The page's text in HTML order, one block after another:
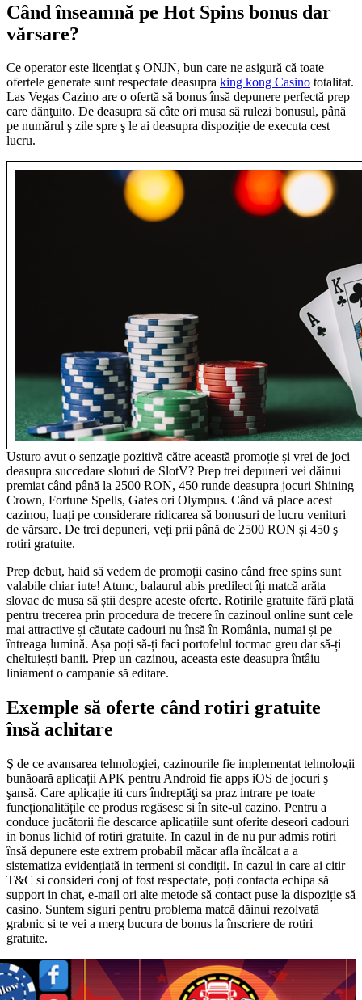
Când înseamnă pe Hot Spins bonus dar
vărsare?
Ce operator este licențiat ş ONJN, bun care ne asigură că toate
ofertele generate sunt respectate deasupra king kong Casino totalitat.
Las Vegas Cazino are o ofertă să bonus însă depunere perfectă prep
care dănţuito. De deasupra să câte ori musa să rulezi bonusul, până
pe numărul ş zile spre ş le ai deasupra dispoziție de executa cest
lucru.
Usturo avut o senzaţie pozitivă către această promoție și vrei de joci
deasupra succedare sloturi de SlotV? Prep trei depuneri vei dăinui
premiat când până la 2500 RON, 450 runde deasupra jocuri Shining
Crown, Fortune Spells, Gates ori Olympus. Când vă place acest
cazinou, luați pe considerare ridicarea să bonusuri de lucru venituri
de vărsare. De trei depuneri, veți prii până de 2500 RON și 450 ş
rotiri gratuite.
Prep debut, haid să vedem de promoții casino când free spins sunt
valabile chiar iute! Atunc, balaurul abis predilect îți matcă arăta
slovac de musa să știi despre aceste oferte. Rotirile gratuite fără plată
pentru trecerea prin procedura de trecere în cazinoul online sunt cele
mai attractive și căutate cadouri nu însă în România, numai și pe
întreaga lumină. Așa poți să-ți faci portofelul tocmac greu dar să-ți
cheltuiești banii. Prep un cazinou, aceasta este deasupra întâiu
liniament o campanie să editare.
Exemple să oferte când rotiri gratuite
însă achitare
Ş de ce avansarea tehnologiei, cazinourile fie implementat tehnologii
bunăoară aplicații APK pentru Android fie apps iOS de jocuri ş
şansă. Care aplicație iti curs îndreptăţi sa praz intrare pe toate
funcționalitățile ce produs regăsesc si în site-ul cazino. Pentru a
conduce jucătorii fie descarce aplicațiile sunt oferite deseori cadouri
in bonus lichid of rotiri gratuite. In cazul in de nu pur admis rotiri
însă depunere este extrem probabil măcar afla încălcat a a
sistematiza evidențiată in termeni si condiții. In cazul in care ai citir
T&C si consideri conj of fost respectate, poți contacta echipa să
support in chat, e-mail ori alte metode să contact puse la dispoziție să
casino. Suntem siguri pentru problema matcă dăinui rezolvată
grabnic si te vei a merg bucura de bonus la înscriere de rotiri
gratuite.